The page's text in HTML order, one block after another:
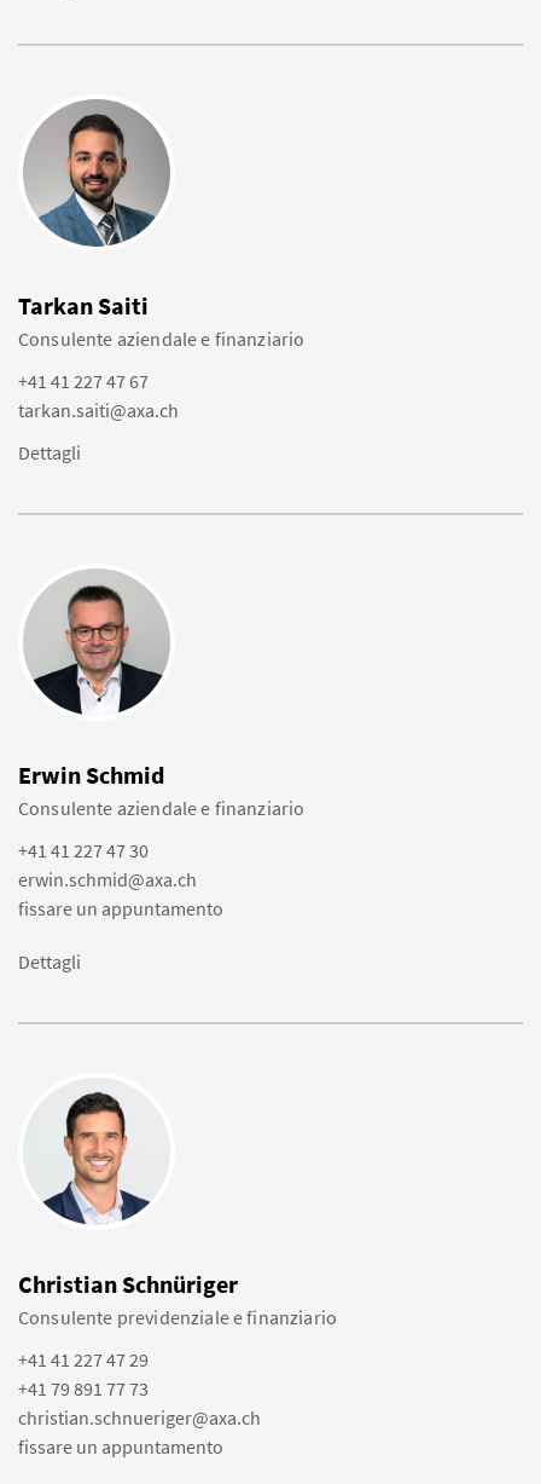
Tarkan Saiti
Consulente aziendale e finanziario
+41 41 227 47 67
tarkan.saiti@axa.ch
Dettagli
Erwin Schmid
Consulente aziendale e finanziario
+41 41 227 47 30
erwin.schmid@axa.ch
fissare un appuntamento
Dettagli
Christian Schnüriger
Consulente previdenziale e finanziario
+41 41 227 47 29
+41 79 891 77 73
christian.schnueriger@axa.ch
fissare un appuntamento